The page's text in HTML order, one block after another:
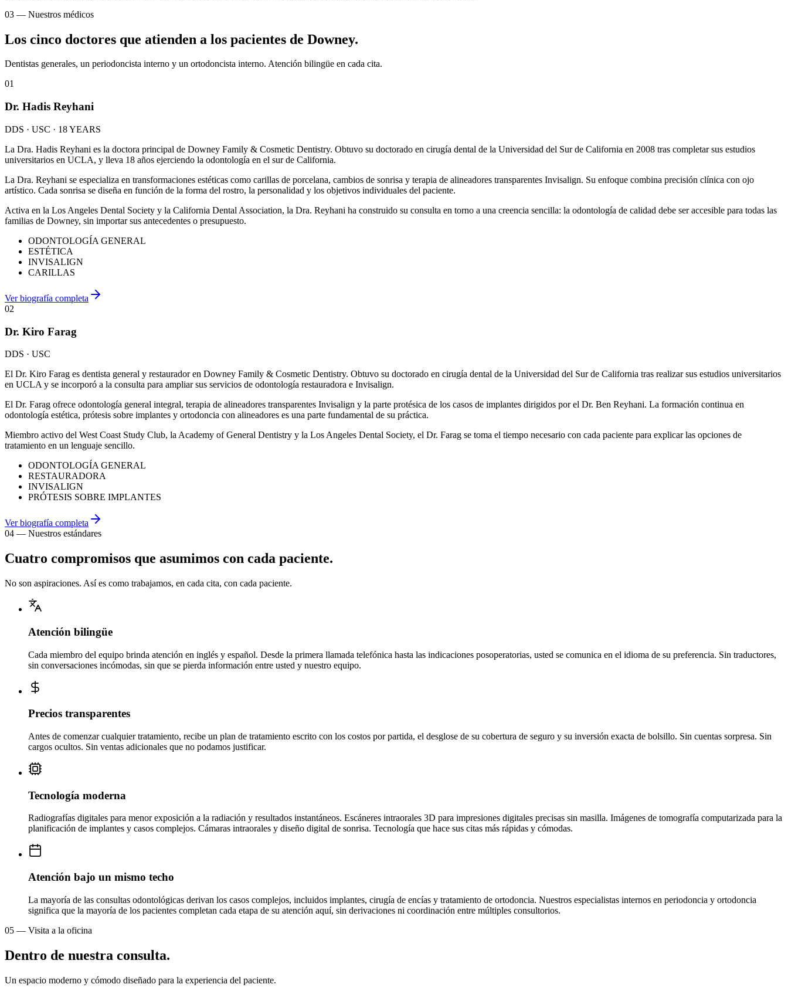
03 — Nuestros médicos
Los cinco doctores que atienden a los pacientes de Downey.
Dentistas generales, un periodoncista interno y un ortodoncista interno. Atención bilingüe en cada cita.
01
Dr. Hadis Reyhani
DDS · USC · 18 YEARS
La Dra. Hadis Reyhani es la doctora principal de Downey Family & Cosmetic Dentistry. Obtuvo su doctorado en cirugía dental de la Universidad del Sur de California en 2008 tras completar sus estudios
universitarios en UCLA, y lleva 18 años ejerciendo la odontología en el sur de California.
La Dra. Reyhani se especializa en transformaciones estéticas como carillas de porcelana, cambios de sonrisa y terapia de alineadores transparentes Invisalign. Su enfoque combina precisión clínica con ojo
artístico. Cada sonrisa se diseña en función de la forma del rostro, la personalidad y los objetivos individuales del paciente.
Activa en la Los Angeles Dental Society y la California Dental Association, la Dra. Reyhani ha construido su consulta en torno a una creencia sencilla: la odontología de calidad debe ser accesible para todas las
familias de Downey, sin importar sus antecedentes o presupuesto.
ODONTOLOGÍA GENERAL
ESTÉTICA
INVISALIGN
CARILLAS
Ver biografía completa
02
Dr. Kiro Farag
DDS · USC
El Dr. Kiro Farag es dentista general y restaurador en Downey Family & Cosmetic Dentistry. Obtuvo su doctorado en cirugía dental de la Universidad del Sur de California tras realizar sus estudios universitarios
en UCLA y se incorporó a la consulta para ampliar sus servicios de odontología restauradora e Invisalign.
El Dr. Farag ofrece odontología general integral, terapia de alineadores transparentes Invisalign y la parte protésica de los casos de implantes dirigidos por el Dr. Ben Reyhani. La formación continua en
odontología estética, prótesis sobre implantes y ortodoncia con alineadores es una parte fundamental de su práctica.
Miembro activo del West Coast Study Club, la Academy of General Dentistry y la Los Angeles Dental Society, el Dr. Farag se toma el tiempo necesario con cada paciente para explicar las opciones de
tratamiento en un lenguaje sencillo.
ODONTOLOGÍA GENERAL
RESTAURADORA
INVISALIGN
PRÓTESIS SOBRE IMPLANTES
Ver biografía completa
04 — Nuestros estándares
Cuatro compromisos que asumimos con cada paciente.
No son aspiraciones. Así es como trabajamos, en cada cita, con cada paciente.
Atención bilingüe
Cada miembro del equipo brinda atención en inglés y español. Desde la primera llamada telefónica hasta las indicaciones posoperatorias, usted se comunica en el idioma de su preferencia. Sin traductores,
sin conversaciones incómodas, sin que se pierda información entre usted y nuestro equipo.
Precios transparentes
Antes de comenzar cualquier tratamiento, recibe un plan de tratamiento escrito con los costos por partida, el desglose de su cobertura de seguro y su inversión exacta de bolsillo. Sin cuentas sorpresa. Sin
cargos ocultos. Sin ventas adicionales que no podamos justificar.
Tecnología moderna
Radiografías digitales para menor exposición a la radiación y resultados instantáneos. Escáneres intraorales 3D para impresiones digitales precisas sin masilla. Imágenes de tomografía computarizada para la
planificación de implantes y casos complejos. Cámaras intraorales y diseño digital de sonrisa. Tecnología que hace sus citas más rápidas y cómodas.
Atención bajo un mismo techo
La mayoría de las consultas odontológicas derivan los casos complejos, incluidos implantes, cirugía de encías y tratamiento de ortodoncia. Nuestros especialistas internos en periodoncia y ortodoncia
significa que la mayoría de los pacientes completan cada etapa de su atención aquí, sin derivaciones ni coordinación entre múltiples consultorios.
05 — Visita a la oficina
Dentro de nuestra consulta.
Un espacio moderno y cómodo diseñado para la experiencia del paciente.